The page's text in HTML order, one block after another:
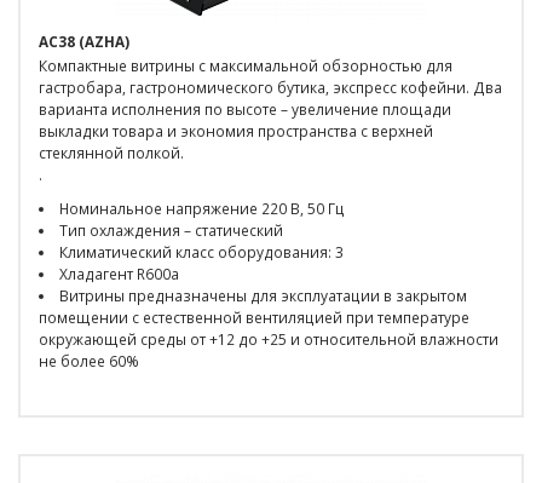
AC38 (AZHA)
Компактные витрины с максимальной обзорностью для
гастробара, гастрономического бутика, экспресс кофейни. Два
варианта исполнения по высоте – увеличение площади
выкладки товара и экономия пространства с верхней
стеклянной полкой.
.
Номинальное напряжение 220 В, 50 Гц
Тип охлаждения – статический
Климатический класс оборудования: 3
Хладагент R600a
Витрины предназначены для эксплуатации в закрытом
помещении с естественной вентиляцией при температуре
окружающей среды от +12 до +25 и относительной влажности
не более 60%